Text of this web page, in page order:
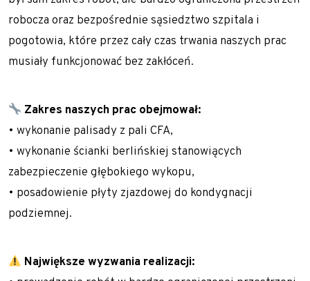
Referencje
Specjalista / Specjalistka ds. ofertowania
Technologie
Usługi geotechniczne
Wzmacnianie gruntu i fundamentowanie
specjalne
Mikropale
robocza oraz bezpośrednie sąsiedztwo szpitala i
pogotowia, które przez cały czas trwania naszych prac
musiały funkcjonować bez zakłóceń.
Zakres naszych prac obejmował:
• wykonanie palisady z pali CFA,
• wykonanie ścianki berlińskiej stanowiących
zabezpieczenie głębokiego wykopu,
• posadowienie płyty zjazdowej do kondygnacji
podziemnej.
Największe wyzwania realizacji: